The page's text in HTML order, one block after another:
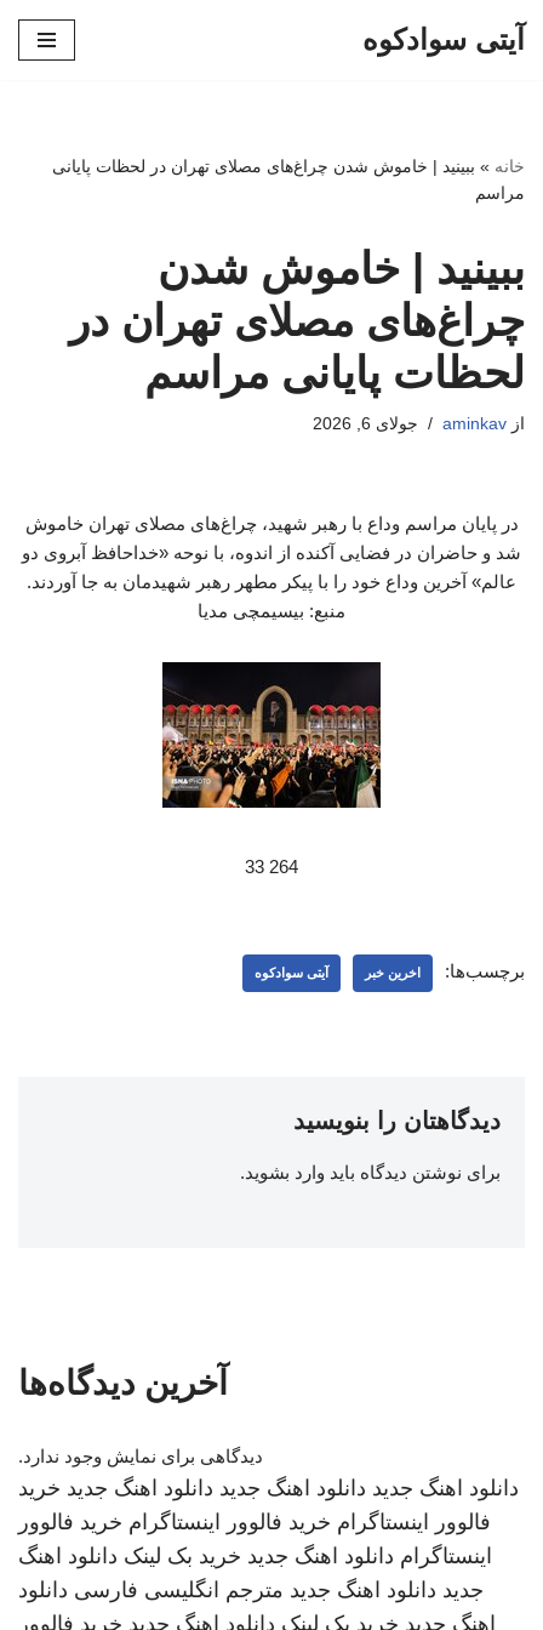
آیتی سوادکوه
خانه » ببینید | خاموش شدن چراغ‌های مصلای تهران در لحظات پایانی
مراسم
ببینید | خاموش شدن
چراغ‌های مصلای تهران در
لحظات پایانی مراسم
از aminkav جولای 6, 2026
در پایان مراسم وداع با رهبر شهید، چراغ‌های مصلای تهران خاموش
شد و حاضران در فضایی آکنده از اندوه، با نوحه «خداحافظ آبروی دو
عالم» آخرین وداع خود را با پیکر مطهر رهبر شهیدمان به جا آوردند.
منبع: بیسیمچی مدیا
264 33
برچسب‌ها: اخرین خبر آیتی سوادکوه
دیدگاهتان را بنویسید
برای نوشتن دیدگاه باید وارد بشوید.
آخرین دیدگاه‌ها
دیدگاهی برای نمایش وجود ندارد.
دانلود اهنگ جدید دانلود اهنگ جدید دانلود اهنگ جدید خرید
فالوور اینستاگرام خرید فالوور اینستاگرام خرید فالوور
اینستاگرام دانلود اهنگ جدید خرید بک لینک دانلود اهنگ
جدید دانلود اهنگ جدید مترجم انگلیسی فارسی دانلود
اهنگ جدید خرید بک لینک دانلود اهنگ جدید خرید فالوور